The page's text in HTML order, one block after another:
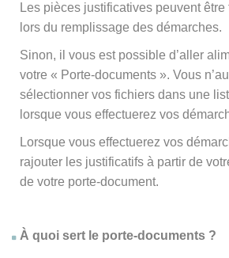
Les pièces justificatives peuvent
lors du remplissage des démarches.
Sinon, il vous est possible d’aller
votre « Porte-documents ». Vous
sélectionner vos fichiers dans une
lorsque vous effectuerez vos
Lorsque vous effectuerez vos
rajouter les justificatifs à partir de
de votre porte-document.
À quoi sert le porte-documents ?